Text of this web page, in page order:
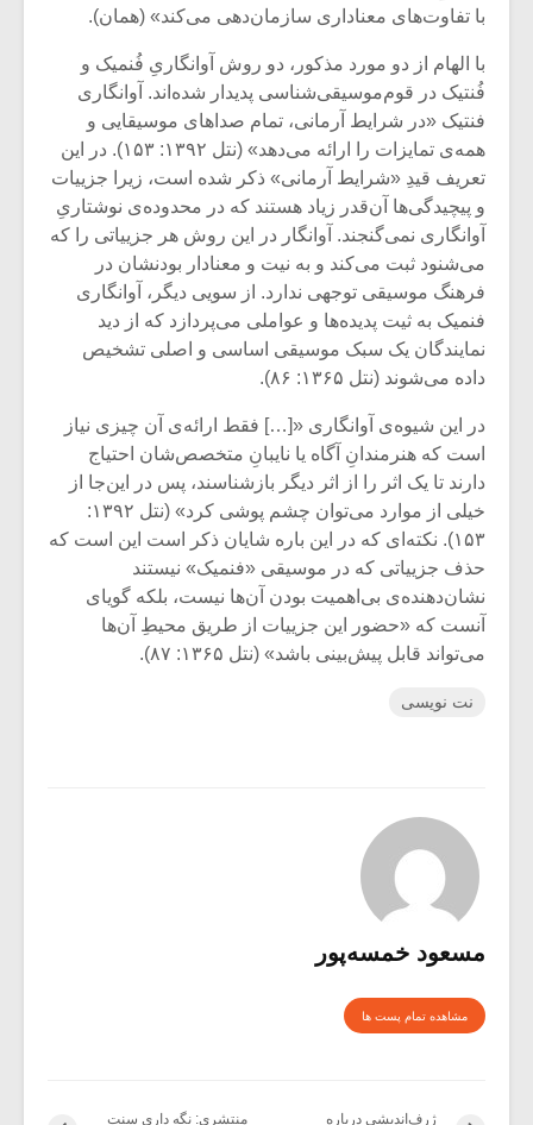
با تفاوت‌های معناداری سازمان‌دهی می‌کند» (همان).
با الهام از دو مورد مذکور، دو روش آوانگاریِ فُنمیک و
فُنتیک در قوم‌موسیقی‌شناسی پدیدار شده‌اند. آوانگاری
فنتیک «در شرایط آرمانی، تمام صداهای موسیقایی و
همه‌ی تمایزات را ارائه می‌دهد» (نتل ۱۳۹۲: ۱۵۳). در این
تعریف قیدِ «شرایط آرمانی» ذکر شده است، زیرا جزییات
و پیچیدگی‌ها آن‌قدر زیاد هستند که در محدوده‌ی نوشتاریِ
آوانگاری نمی‌گنجند. آوانگار در این روش هر جزییاتی را که
می‌شنود ثبت می‌کند و به نیت و معنادار بودنشان در
فرهنگ موسیقی توجهی ندارد. از سویی دیگر، آوانگاری
فنمیک به ثیت پدیده‌ها و عواملی می‌پردازد که از دید
نمایندگان یک سبک موسیقی اساسی و اصلی تشخیص
داده می‌شوند (نتل ۱۳۶۵: ۸۶).
در این شیوه‌ی آوانگاری «[…] فقط ارائه‌ی آن چیزی نیاز
است که هنرمندانِ آگاه یا نایبانِ متخصص‌شان احتیاج
دارند تا یک اثر را از اثر دیگر بازشناسند، پس در این‌جا از
خیلی از موارد می‌توان چشم پوشی کرد» (نتل ۱۳۹۲:
۱۵۳). نکته‌ای که در این باره شایان ذکر است این است ‌که
حذف جزییاتی که در موسیقی «فنمیک» نیستند
نشان‌دهنده‌ی بی‌اهمیت بودن آن‌ها نیست، بلکه گویای
آنست که «حضور این جزییات از طریق محیطِ آن‌ها
می‌تواند قابل پیش‌بینی باشد» (نتل ۱۳۶۵: ۸۷).
نت نویسی
مسعود خمسه‌پور
مشاهده تمام پست ها
منتشری: نگه داری سنت ژرف‌اندیشی درباره‌